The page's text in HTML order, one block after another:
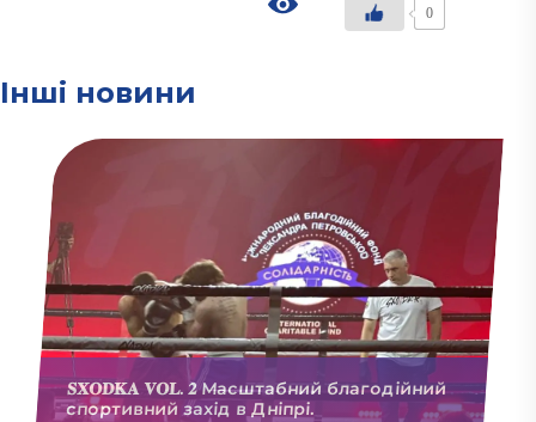
0
Інші новини
𝐒𝐗𝐎𝐃𝐊𝐀 𝐕𝐎𝐋. 𝟐 Масштабний благодійний
спортивний захід в Дніпрі.